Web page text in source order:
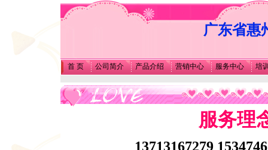
广东省惠州
首 页 公司简介 产品介绍 营销中心 服务中心 培
服务理
13713167279